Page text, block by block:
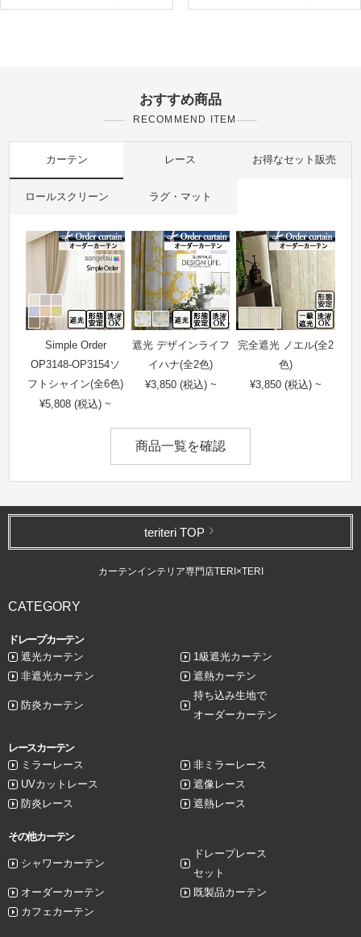
おすすめ商品
RECOMMEND ITEM
カーテン レース お得なセット販売
ロールスクリーン ラグ・マット
Simple Order
OP3148-OP3154ソ
フトシャイン(全6色)
¥5,808 (税込) ~
遮光 デザインライフ
イハナ(全2色)
¥3,850 (税込) ~
完全遮光 ノエル(全2
色)
¥3,850 (税込) ~
商品一覧を確認
teriteri TOP
カーテンインテリア専門店TERI×TERI
CATEGORY
ドレープカーテン
遮光カーテン
1級遮光カーテン
非遮光カーテン
遮熱カーテン
防炎カーテン
持ち込み生地で
オーダーカーテン
レースカーテン
ミラーレース
非ミラーレース
UVカットレース
遮像レース
防炎レース
遮熱レース
その他カーテン
シャワーカーテン
ドレープレース
セット
オーダーカーテン
既製品カーテン
カフェカーテン